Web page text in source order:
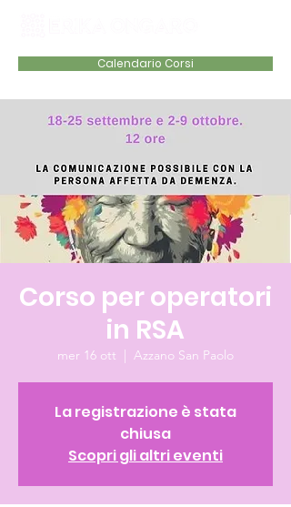
Calendario Corsi
Corso per operatori
in RSA
mer 16 ott
  |
Azzano San Paolo
La registrazione è stata
chiusa
Scopri gli altri eventi